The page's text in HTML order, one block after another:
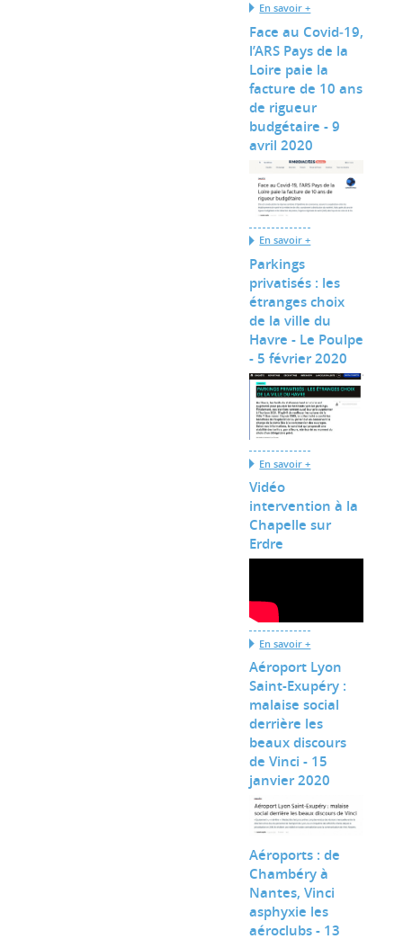
En savoir +
Face au Covid‐19,
l’ARS Pays de la
Loire paie la
facture de 10 ans
de rigueur
budgétaire - 9
avril 2020
En savoir +
Parkings
privatisés : les
étranges choix
de la ville du
Havre - Le Poulpe
- 5 février 2020
En savoir +
Vidéo
intervention à la
Chapelle sur
Erdre
En savoir +
Aéroport Lyon
Saint-Exupéry :
malaise social
derrière les
beaux discours
de Vinci - 15
janvier 2020
Aéroports : de
Chambéry à
Nantes, Vinci
asphyxie les
aéroclubs - 13